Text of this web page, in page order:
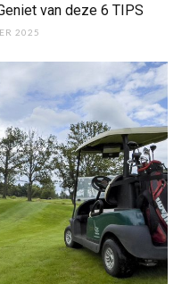
van deze 6 TIPS
2025